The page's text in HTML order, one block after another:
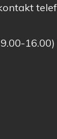
16.00)